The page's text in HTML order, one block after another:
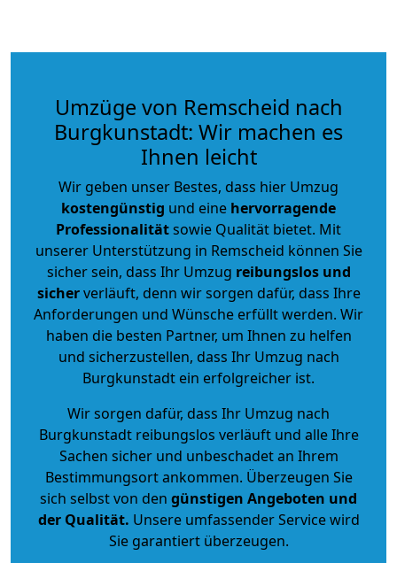
Umzüge von Remscheid nach
Burgkunstadt: Wir machen es
Ihnen leicht
Wir geben unser Bestes, dass hier Umzug
kostengünstig und eine hervorragende
Professionalitätsowie Qualität bietet. Mit
unserer Unterstützung in Remscheid können Sie
sicher sein, dass Ihr Umzug reibungslos und
sicherverläuft, denn wir sorgen dafür, dass Ihre
Anforderungen und Wünsche erfüllt werden. Wir
haben die besten Partner, um Ihnen zu helfen
und sicherzustellen, dass Ihr Umzug nach
Burgkunstadt ein erfolgreicher ist.
Wir sorgen dafür, dass Ihr Umzug nach
Burgkunstadt reibungslos verläuft und alle Ihre
Sachen sicher und unbeschadet an Ihrem
Bestimmungsort ankommen. Überzeugen Sie
sich selbst von den günstigen Angeboten und
der Qualität. Unsere umfassender Service wird
Sie garantiert überzeugen.